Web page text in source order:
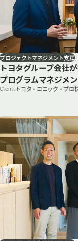
トヨタグループ会社
プログラムマネジメ
Client : トヨタ・コニック・プロ
プロジェクトマネジメント支援